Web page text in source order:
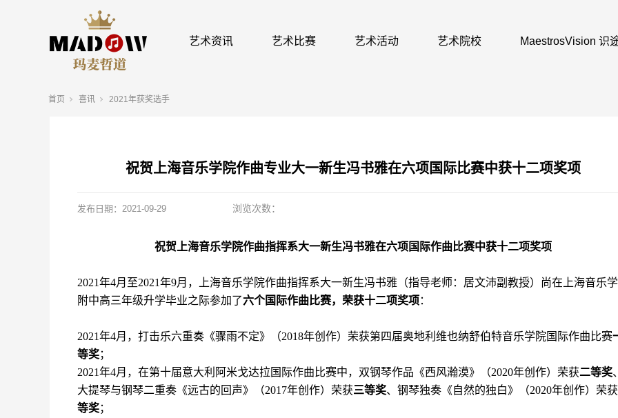
艺术资讯 艺术比赛 艺术活动 艺术院校 MaestrosVision 识
首页 喜讯 2021年获奖选手
祝贺上海音乐学院作曲专业大一新生冯书雅在六项国际比赛中获十二项奖项
发布日期： 2021-09-29 浏览次数：
祝贺上海音乐学院作曲指挥系大一新生冯书雅在六项国际作曲比赛中获十二项奖项
2021年4月至2021年9月，上海音乐学院作曲指挥系大一新生冯书雅（指导老师：居文沛副教授）尚在上海音乐
附中高三年级升学毕业之际参加了六个国 际作曲比赛，荣获十二项奖项 ：
2021年4月，打击乐六重奏《骤雨不定》（2018年创作）荣获第四届奥地利维也纳舒伯特音乐学院国际作曲比赛
等奖；
2021年4月，在第十届意大利阿米戈达拉国际作曲比赛中，双钢琴作品《西风瀚漠》（2020年创作）荣获二等奖、
大提琴与钢琴二重奏《远古的回声》（2017年创作）荣获三等奖、钢琴独奏《自然的独白》（2020年创作）荣获
等奖；